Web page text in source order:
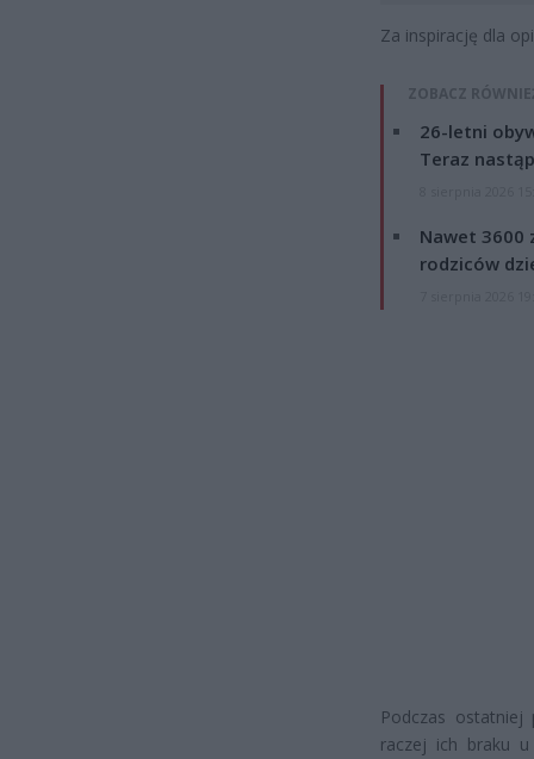
Za inspirację dla
ZOBACZ
26-letni
Teraz
Nawet 3600
rodziców
Podczas
raczej ich braku u